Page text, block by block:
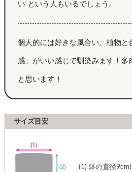
い"という人もいるでしょう。
個人的には好きな風合い。植物と
感」がいい感じで馴染みます！多
と思います！
サイズ目安
(1) 鉢の直径